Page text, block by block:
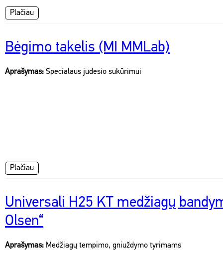
Plačiau
Bėgimo takelis (MI MMLab)
Aprašymas: Specialaus judesio sukūrimui
Plačiau
Universali H25 KT medžiagų
Olsen“
Aprašymas: Medžiagų tempimo, gniuždymo tyrimams